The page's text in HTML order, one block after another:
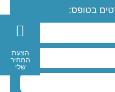
בטופס:
הצעת
המחיר
שלי